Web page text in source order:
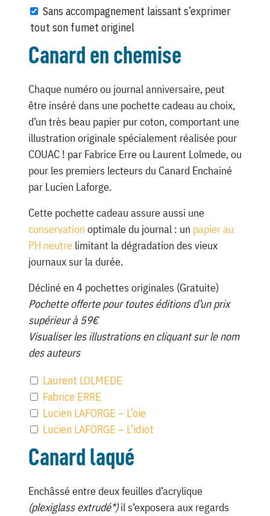
Sans accompagnement laissant s’exprimer
tout son fumet originel
Canard en chemise
Chaque numéro ou journal anniversaire, peut
être inséré dans une pochette cadeau au choix,
d’un très beau papier pur coton, comportant une
illustration originale spécialement réalisée pour
COUAC ! par Fabrice Erre ou Laurent Lolmede, ou
pour les premiers lecteurs du Canard Enchainé
par Lucien Laforge.
Cette pochette cadeau assure aussi une
conservation optimale du journal : un papier au
PH neutrelimitant la dégradation des vieux
journaux sur la durée.
Décliné en 4 pochettes originales (Gratuite)
Pochette offerte pour toutes éditions d’un prix
supérieur à 59€
Visualiser les illustrations en cliquant sur le nom
des auteurs
Laurent LOLMEDE
Fabrice ERRE
Lucien LAFORGE – L’oie
Lucien LAFORGE – L’idiot
Canard laqué
Enchâssé entre deux feuilles d’acrylique
(plexiglass extrudé*)il s’exposera aux regards